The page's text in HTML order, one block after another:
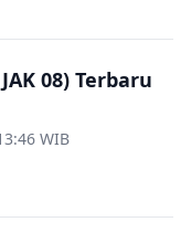
08) Terbaru
WIB